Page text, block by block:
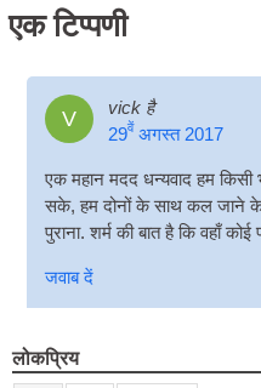
एकटिप्पणी
V
vick है
29वेंअगस्त 2017
एक महान मदद धन्यवाद हम किसी
सके, हम दोनों के साथ कल जाने के
पुराना. शर्म की बात है कि वहाँ कोई
जवाब दें
लोकप्रिय